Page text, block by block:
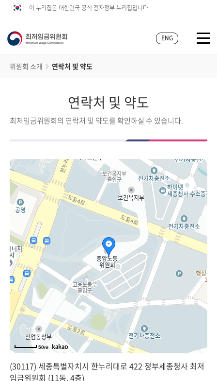
이 누리집은 대한민국 공식 전자정부 누리집입니다.
ENG
위원회 소개 연락처 및 약도
연락처 및 약도
최저임금위원회의 연락처 및 약도를 확인하실 수 있습니다.
50m
(30117) 세종특별자치시 한누리대로 422 정부세종청사 최저
임금위원회 (11동, 4층)